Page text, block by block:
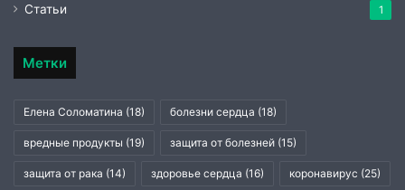
Статьи 1
Метки
Елена Соломатина (18) болезни сердца (18)
вредные продукты (19) защита от болезней (15)
защита от рака (14) здоровье сердца (16) коронавирус (25)